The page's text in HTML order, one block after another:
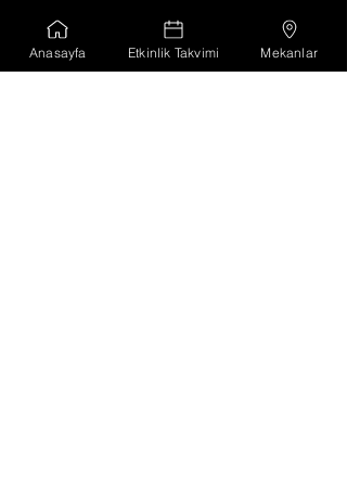
Anasayfa Etkinlik Takvimi Mekanlar